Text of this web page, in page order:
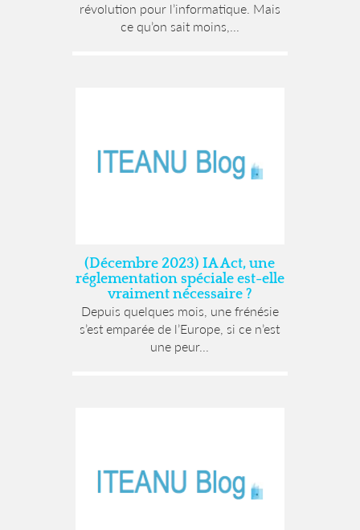
révolution pour l’informatique. Mais
ce qu’on sait moins,...
(Décembre 2023) IA Act, une
réglementation spéciale est-elle
vraiment nécessaire ?
Depuis quelques mois, une frénésie
s’est emparée de l’Europe, si ce n’est
une peur...